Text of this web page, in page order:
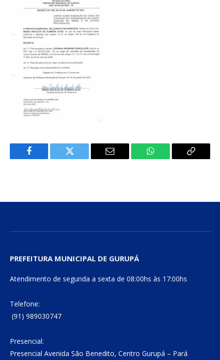
Facebook Twitter
E-
WhatsApp Copiar
PREFEITURA MUNICIPAL DE GURUPÁ
Atendimento de segunda a sexta de 08:00hs às 17:00hs
Telefone:
(91) 989030747
Presencial:
Presencial Avenida São Benedito, Centro Gurupá – Pará